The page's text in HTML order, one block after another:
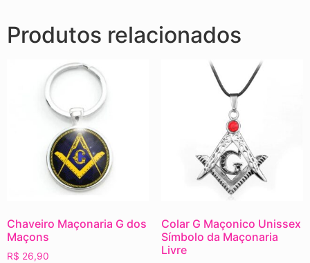
Produtos relacionados
Chaveiro Maçonaria G dos
Maçons
R$ 26,90
Colar G Maçonico Unissex
Símbolo da Maçonaria
Livre